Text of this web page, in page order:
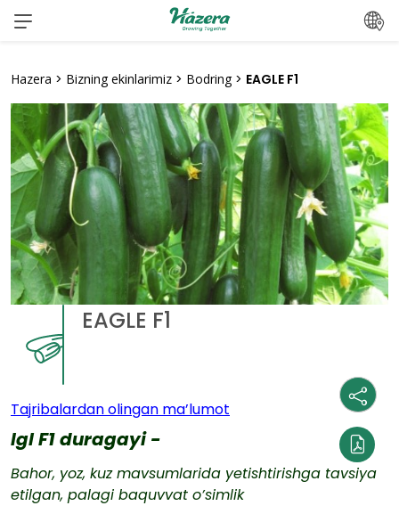
Mundarijaga
o‘ting
Hazera > Bizning ekinlarimiz > Bodring> EAGLE F1
EAGLE F1
Tajribalardan olingan ma’lumot
Igl F1 duragayi -
Bahor, yoz, kuz mavsumlarida yetishtirishga tavsiya
etilgan, palagi baquvvat o’simlik